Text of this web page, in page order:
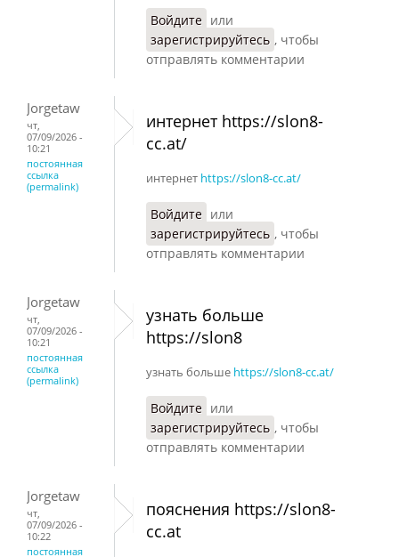
Войдите или
зарегистрируйтесь , чтобы
отправлять комментарии
Jorgetaw
чт,
07/09/2026 -
10:21
постоянная
ссылка
(permalink)
интернет https://slon8-
cc.at/
интернет https://slon8-cc.at/
Войдите или
зарегистрируйтесь , чтобы
отправлять комментарии
Jorgetaw
чт,
07/09/2026 -
10:21
постоянная
ссылка
(permalink)
узнать больше
https://slon8
узнать больше https://slon8-cc.at/
Войдите или
зарегистрируйтесь , чтобы
отправлять комментарии
Jorgetaw
чт,
07/09/2026 -
10:22
постоянная
пояснения https://slon8-
cc.at